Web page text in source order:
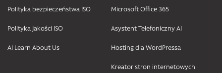
Polityka bezpieczeństwa ISO
Polityka jakości ISO
AI Learn About Us
Microsoft Office 365
Asystent Telefoniczny AI
Hosting dla WordPressa
Kreator stron internetowych